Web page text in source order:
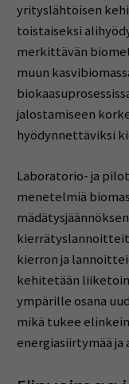
yrityslähtöisen
toistaiseksi
merkittävän
muun
jalostamiseen
hyödynnettäviksi
Laboratorio- ja
menetelmiä
kierron ja
kehitetään
ympärille osana
mikä tukee
energiasiirtymää